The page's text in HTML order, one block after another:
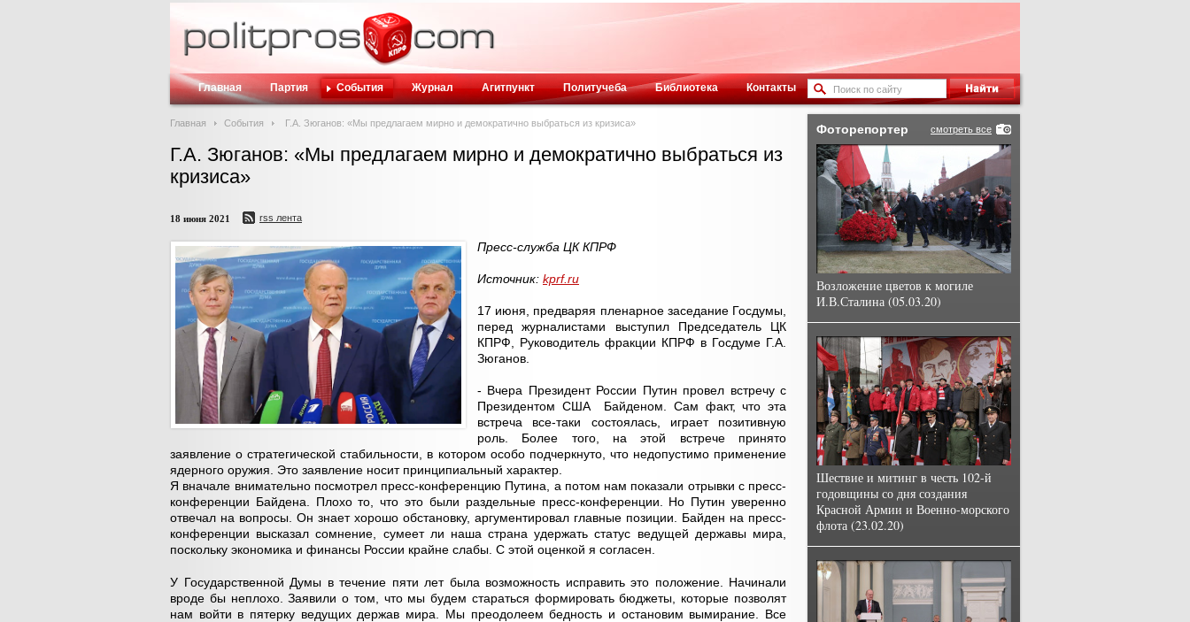
Главная Партия События Журнал Агитпункт Политучеба Библиотека Контакты
Главная События Г.А. Зюганов: «Мы предлагаем мирно и демократично выбраться из кризиса»
Г.А. Зюганов: «Мы предлагаем мирно и демократично выбраться из
кризиса»
18 июня 2021 rss лента
Пресс-служба ЦК КПРФ
Источник: kprf.ru
17 июня, предваряя пленарное заседание Госдумы,
перед журналистами выступил Председатель ЦК
КПРФ, Руководитель фракции КПРФ в Госдуме Г.А.
Зюганов.
- Вчера Президент России Путин провел встречу с
Президентом США Байденом. Сам факт, что эта
встреча все-таки состоялась, играет позитивную
роль. Более того, на этой встрече принято
заявление о стратегической стабильности, в котором особо подчеркнуто, что недопустимо применение
ядерного оружия. Это заявление носит принципиальный характер.
Я вначале внимательно посмотрел пресс-конференцию Путина, а потом нам показали отрывки с пресс-
конференции Байдена. Плохо то, что это были раздельные пресс-конференции. Но Путин уверенно
отвечал на вопросы. Он знает хорошо обстановку, аргументировал главные позиции. Байден на пресс-
конференции высказал сомнение, сумеет ли наша страна удержать статус ведущей державы мира,
поскольку экономика и финансы России крайне слабы. С этой оценкой я согласен.
У Государственной Думы в течение пяти лет была возможность исправить это положение. Начинали
вроде бы неплохо. Заявили о том, что мы будем стараться формировать бюджеты, которые позволят
нам войти в пятерку ведущих держав мира. Мы преодолеем бедность и остановим вымирание. Все
смотреть все
Фоторепортер
Возложение цветов к могиле
И.В.Сталина (05.03.20)
Шествие и митинг в честь 102-й
годовщины со дня создания
Красной Армии и Военно-морского
флота (23.02.20)